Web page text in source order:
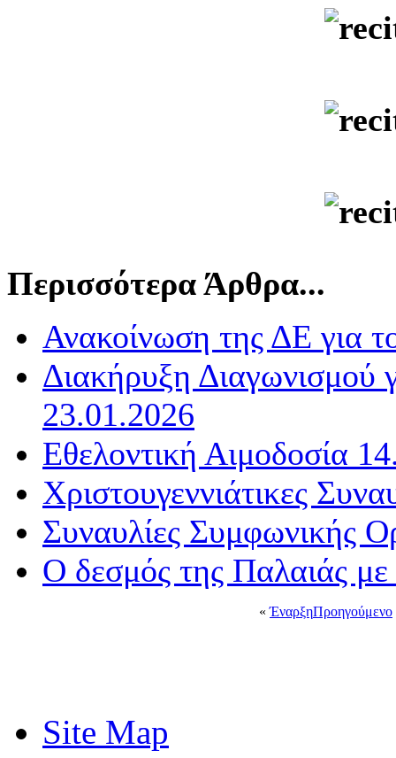
Περισσότερα Άρθρα...
Ανακοίνωση της ΔΕ για
Διακήρυξη Διαγωνισμού
23.01.2026
Εθελοντική Αιμοδοσία
Χριστουγεννιάτικες
Συναυλίες Συμφωνικής
Ο δεσμός της Παλαιάς
«ΈναρξηΠροηγούμενο
Site Map